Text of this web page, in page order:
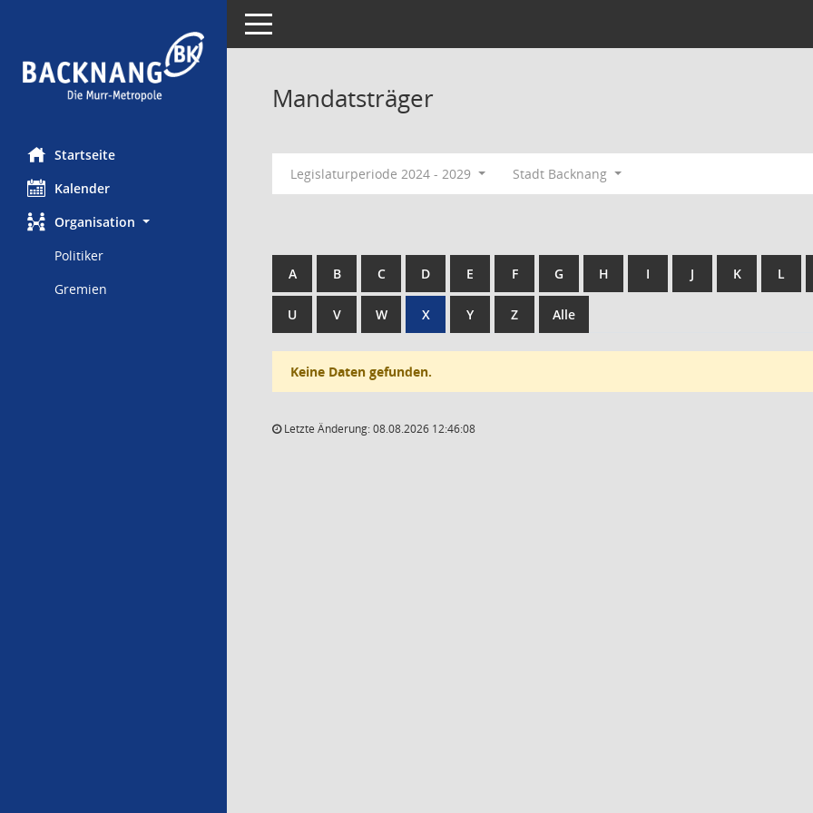
Startseite
Kalender
Organisation
Politiker
Gremien
Toggle navigation
Mandatsträger
Legislaturperiode 2024 - 2029 Stadt Backnang
A B C D E F G H I J K L
U V W X Y Z Alle
Keine Daten gefunden.
Letzte Änderung: 08.08.2026 12:46:08